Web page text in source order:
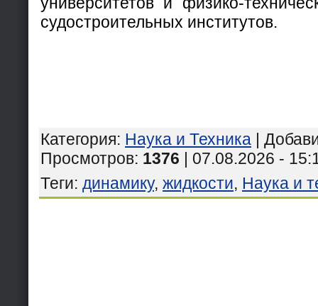
судостроительных институтов.
Категория: Наука и Техника |
Просмотров: 1376 | 07.08.2026 -
Теги: динамику, жидкости, Наука и